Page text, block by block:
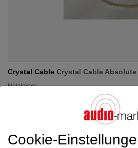
Crystal Cable Crystal Cable Absolute
Netzkabel
Cookie-